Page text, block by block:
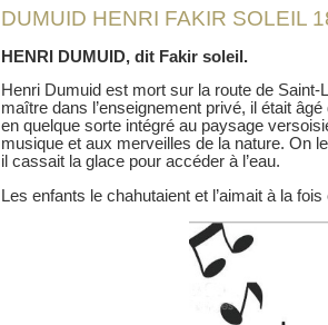
DUMUID HENRI FAKIR SOLEIL
HENRI DUMUID, dit Fakir soleil.
Henri Dumuid est mort sur la route de Saint-
maître dans l’enseignement privé, il était
en quelque sorte intégré au paysage
musique et aux merveilles de la nature. On
il cassait la glace pour accéder à l’eau.
Les enfants le chahutaient et l’aimait à la